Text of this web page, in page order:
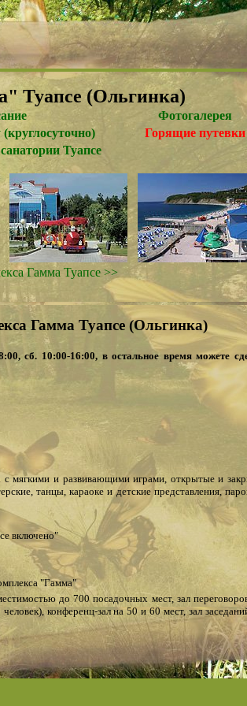
Туапсе (Ольгинка)
Фотогалерея
(круглосуточно)
Горящие путевки
Туапсе
Гамма Туапсе >>
Гамма Туапсе (Ольгинка)
сб. 10:00-16:00, в остальное время можете
с мягкими и развивающими играми, открытые и
танцы, караоке и детские представления,
включено"
"Гамма"
до 700 посадочных мест, зал
конференц-зал на 50 и 60 мест, зал